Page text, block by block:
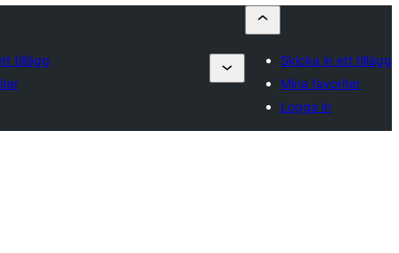
tillägg
Skicka in ett tillägg
Mina favoriter
Logga in